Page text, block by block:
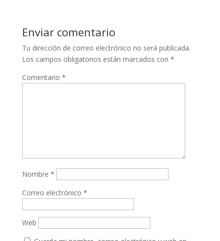
Enviar comentario
Tu dirección de correo electrónico no será publicada.
Los campos obligatorios están marcados con *
Comentario *
Nombre *
Correo electrónico *
Web